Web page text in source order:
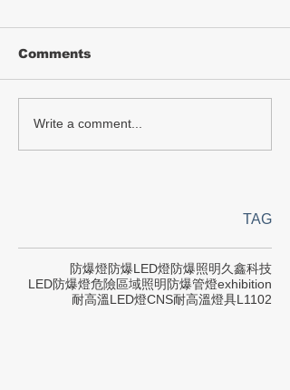
Comments
Write a comment...
TAG
防爆燈防爆LED燈防爆照明久鑫科技
LED防爆燈危險區域照明防爆管燈exhibition
耐高溫LED燈CNS耐高溫燈具L1102